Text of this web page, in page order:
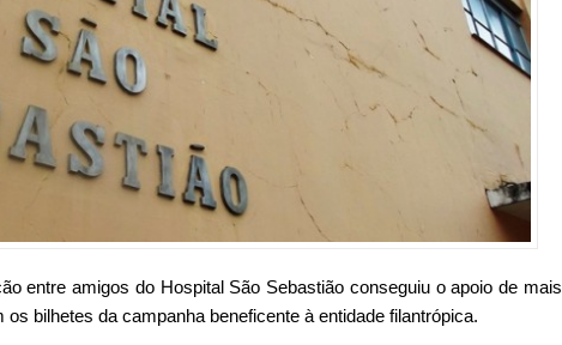
entre amigos do Hospital São Sebastião conseguiu o apoio de mais
bilhetes da campanha beneficente à entidade filantrópica.